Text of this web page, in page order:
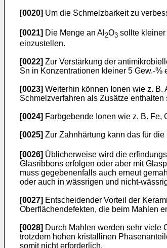
[0020] Um die Schmelzbarkeit zu
[0021] Die Menge an Al 2O3 sollte kleiner
einzustellen.
[0022] Zur Verstärkung der
Sn in Konzentrationen kleiner 5 Gew.-%
[0023] Weiterhin können Ionen wie z. B.
Schmelzverfahren als Zusätze
[0024] Farbgebende Ionen wie z. B. Fe,
[0025] Zur Zahnhärtung kann das für
[0026] Üblicherweise wird die
Glasribbons erfolgen oder aber mit
muss gegebenenfalls auch erneut
oder auch in wässrigen und nicht-
[0027] Entscheidender Vorteil der
Oberflächendefekten, die beim Mahlen
[0028] Durch Mahlen werden sehr viele
trotzdem hohen kristallinen
somit nicht erforderlich.